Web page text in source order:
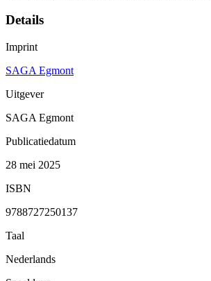
Details
Imprint
SAGA Egmont
Uitgever
SAGA Egmont
Publicatiedatum
28 mei 2025
ISBN
9788727250137
Taal
Nederlands